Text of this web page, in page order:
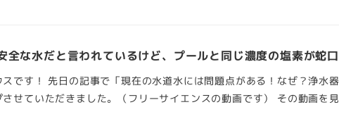
全な水だと言われているけど、プールと同じ濃度の塩素が蛇
です！ 先日の記事で「現在の水道水には問題点がある！なぜ？浄水
せていただきました。（フリーサイエンスの動画です） その動画を